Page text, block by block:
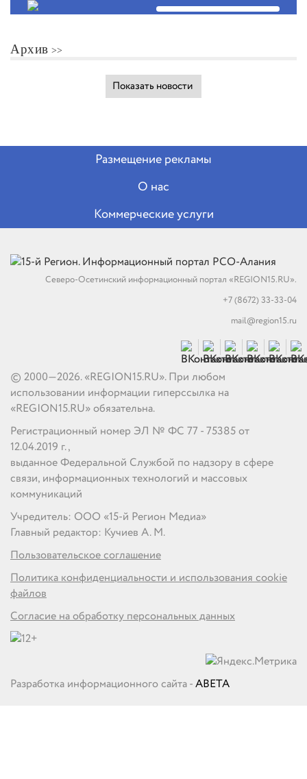
Архив
Показать новости
Размещение рекламы
О нас
Коммерческие услуги
Северо-Осетинский информационный портал «REGION15.RU».
+7 (8672) 33-33-04
mail@region15.ru
© 2000—2026. «REGION15.RU». При любом
использовании информации гиперссылка на
«REGION15.RU» обязательна.
Регистрационный номер ЭЛ № ФС 77 - 75385 от
12.04.2019 г.,
выданное Федеральной Службой по надзору в сфере
связи, информационных технологий и массовых
коммуникаций
Учредитель: ООО «15-й Регион Медиа»
Главный редактор: Кучиев А. М.
Пользовательское соглашение
Политика конфиденциальности и использования cookie
файлов
Согласие на обработку персональных данных
Разработка информационного сайта -ABETA